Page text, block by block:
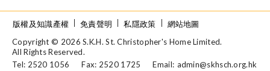
版權及知識產權 免責聲明 私隱政策
網站地圖
Copyright © 2026 S.K.H. St. Christopher's Home Limited.
All Rights Reserved.
Tel: 2520 1056
Fax: 2520 1725 Email: admin@skhsch.org.hk